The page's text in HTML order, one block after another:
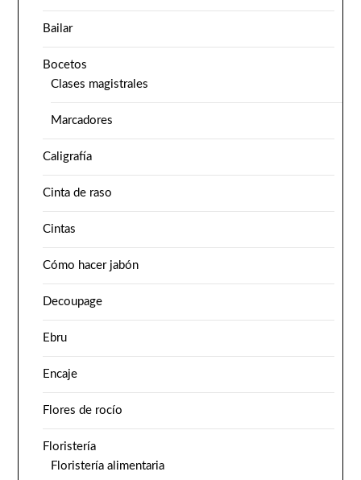
Bailar
Bocetos
Clases magistrales
Marcadores
Caligrafía
Cinta de raso
Cintas
Cómo hacer jabón
Decoupage
Ebru
Encaje
Flores de rocío
Floristería
Floristería alimentaria